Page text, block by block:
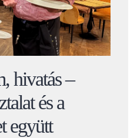
hivatás –
és a
együtt